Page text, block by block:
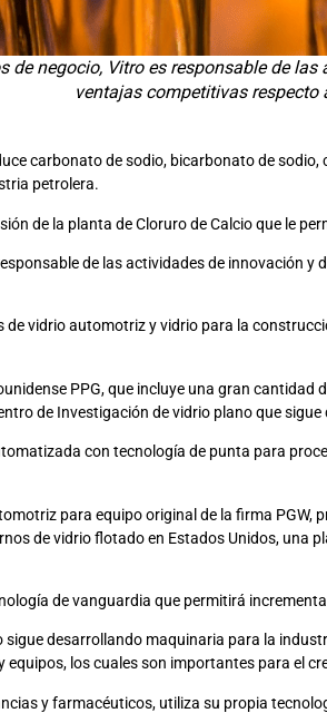
de negocio, Vitro es responsable de
ventajas competitivas respecto
carbonato de sodio, bicarbonato de
petrolera.
de la planta de Cloruro de Calcio que le
de las actividades de innovación
de vidrio automotriz y vidrio para la
PPG, que incluye una gran
de Investigación de vidrio plano que
con tecnología de punta para
para equipo original de la firma
de vidrio flotado en Estados Unidos, una
de vanguardia que permitirá
sigue desarrollando maquinaria para la
los cuales son importantes para el
y farmacéuticos, utiliza su propia